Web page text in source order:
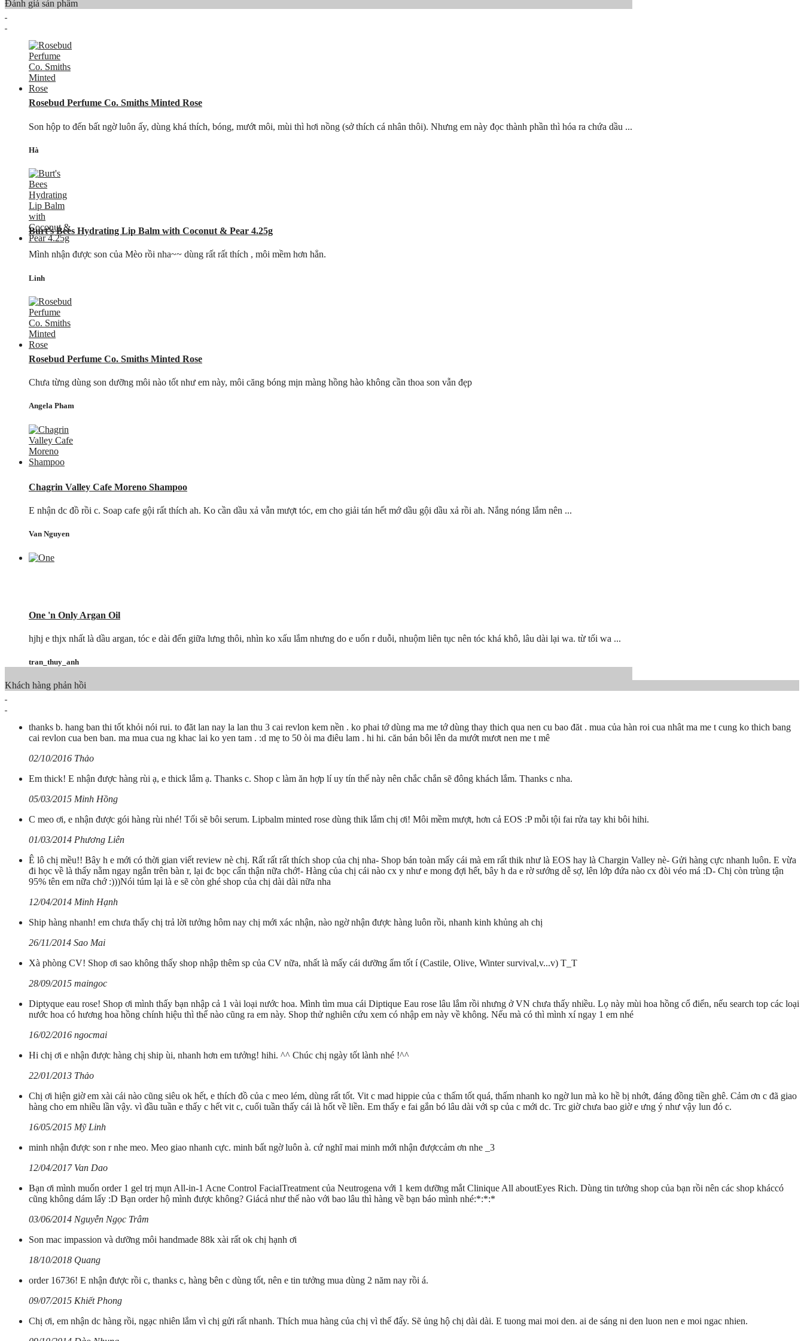
Đánh giá sản phẩm
Rosebud Perfume Co. Smiths Minted Rose
Son hộp to đến bất ngờ luôn ấy, dùng khá thích, bóng, mướt môi, mùi thì hơi nồng (sở thích cá nhân thôi). Nhưng em này đọc thành phần thì hóa ra chứa dầu ...
Hà
Burt's Bees Hydrating Lip Balm with Coconut & Pear 4.25g
Mình nhận được son của Mèo rồi nha~~ dùng rất rất thích , môi mềm hơn hẳn.
Linh
Rosebud Perfume Co. Smiths Minted Rose
Chưa từng dùng son dưỡng môi nào tốt như em này, môi căng bóng mịn màng hồng hào không cần thoa son vẫn đẹp
Angela Pham
Chagrin Valley Cafe Moreno Shampoo
E nhận dc đồ rồi c. Soap cafe gội rất thích ah. Ko cần dầu xả vẫn mượt tóc, em cho giải tán hết mớ dầu gội dầu xả rồi ah. Nắng nóng lắm nên ...
Van Nguyen
One 'n Only Argan Oil
hjhj e thjx nhất là dầu argan, tóc e dài đến giữa lưng thôi, nhìn ko xấu lắm nhưng do e uốn r duỗi, nhuộm liên tục nên tóc khá khô, lâu dài lại wa. từ tối wa ...
tran_thuy_anh
Khách hàng phản hồi
thanks b. hang ban thi tốt khỏi nói rui. to đăt lan nay la lan thu 3 cai revlon kem nền . ko phai tớ dùng ma me tớ dùng thay thich qua nen cu bao đăt . mua của hàn roi cua nhât ma me t cung ko thich bang
cai revlon cua ben ban. ma mua cua ng khac lai ko yen tam . :d mẹ to 50 òi ma điêu lam . hi hi. căn bản bôi lên da mướt mươt nen me t mê
02/10/2016 Thảo
Em thick! E nhận được hàng rùi ạ, e thick lắm ạ. Thanks c. Shop c làm ăn hợp lí uy tín thế này nên chắc chắn sẽ đông khách lắm. Thanks c nha.
05/03/2015 Minh Hồng
C meo ơi, e nhận được gói hàng rùi nhé! Tối sẽ bôi serum. Lipbalm minted rose dùng thik lắm chị ơi! Môi mềm mượt, hơn cả EOS :P mỗi tội fai rửa tay khi bôi hihi.
01/03/2014 Phương Liên
Ê lô chị mều!! Bây h e mới có thời gian viết review nè chị. Rất rất rất thích shop của chị nha- Shop bán toàn mấy cái mà em rất thik như là EOS hay là Chargin Valley nè- Gửi hàng cực nhanh luôn. E vừa
đi học về là thấy nằm ngay ngắn trên bàn r, lại đc bọc cẩn thận nữa chớ!- Hàng của chị cái nào cx y như e mong đợi hết, bây h da e rờ sướng dễ sợ, lên lớp đứa nào cx đòi véo má :D- Chị còn trùng tận
95% tên em nữa chớ :)))Nói túm lại là e sẽ còn ghé shop của chị dài dài nữa nha
12/04/2014 Minh Hạnh
Ship hàng nhanh! em chưa thấy chị trả lời tưởng hôm nay chị mới xác nhận, nào ngờ nhận được hàng luôn rồi, nhanh kinh khủng ah chị
26/11/2014 Sao Mai
Xà phòng CV! Shop ơi sao không thấy shop nhập thêm sp của CV nữa, nhất là mấy cái dưỡng ẩm tốt í (Castile, Olive, Winter survival,v...v) T_T
28/09/2015 maingoc
Diptyque eau rose! Shop ơi mình thấy bạn nhập cả 1 vài loại nước hoa. Mình tìm mua cái Diptique Eau rose lâu lắm rồi nhưng ở VN chưa thấy nhiều. Lọ này mùi hoa hồng cổ điển, nếu search top các loại
nước hoa có hương hoa hồng chính hiệu thì thể nào cũng ra em này. Shop thử nghiên cứu xem có nhập em này về không. Nếu mà có thì mình xí ngay 1 em nhé
16/02/2016 ngocmai
Hi chị ơi e nhận được hàng chị ship ùi, nhanh hơn em tưởng! hihi. ^^ Chúc chị ngày tốt lành nhé !^^
22/01/2013 Thảo
Chị ơi hiện giờ em xài cái nào cũng siêu ok hết, e thích đồ của c meo lém, dùng rất tốt. Vit c mad hippie của c thấm tốt quá, thấm nhanh ko ngờ lun mà ko hề bị nhớt, đáng đồng tiền ghê. Cảm ơn c đã giao
hàng cho em nhiều lần vậy. vì đầu tuần e thấy c hết vit c, cuối tuần thấy cái là hốt về liền. Em thấy e fai gắn bó lâu dài với sp của c mới dc. Trc giờ chưa bao giờ e ưng ý như vậy lun đó c.
16/05/2015 Mỹ Linh
minh nhận được son r nhe meo. Meo giao nhanh cực. minh bất ngờ luôn à. cứ nghĩ mai minh mới nhận đượccảm ơn nhe _3
12/04/2017 Van Dao
Bạn ơi mình muốn order 1 gel trị mụn All-in-1 Acne Control FacialTreatment của Neutrogena với 1 kem dưỡng mắt Clinique All aboutEyes Rich. Dùng tin tưởng shop của bạn rồi nên các shop kháccó
cũng không dám lấy :D Bạn order hộ mình được không? Giácả như thế nào với bao lâu thì hàng về bạn báo mình nhé:*:*:*
03/06/2014 Nguyễn Ngọc Trâm
Son mac impassion và dưỡng môi handmade 88k xài rất ok chị hạnh ơi
18/10/2018 Quang
order 16736! E nhận được rồi c, thanks c, hàng bên c dùng tốt, nên e tin tưởng mua dùng 2 năm nay rồi á.
09/07/2015 Khiết Phong
Chị ơi, em nhận dc hàng rồi, ngạc nhiên lắm vì chị gửi rất nhanh. Thích mua hàng của chị vì thế đấy. Sẽ ủng hộ chị dài dài. E tuong mai moi den. ai de sáng ni den luon nen e moi ngac nhien.